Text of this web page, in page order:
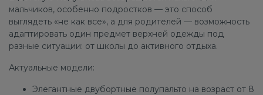
мальчиков, особенно подростков — это способ
выглядеть «не как все», а для родителей — возможность
адаптировать один предмет верхней одежды под
разные ситуации: от школы до активного отдыха.
Актуальные модели:
Элегантные двубортные полупальто на возраст от 8